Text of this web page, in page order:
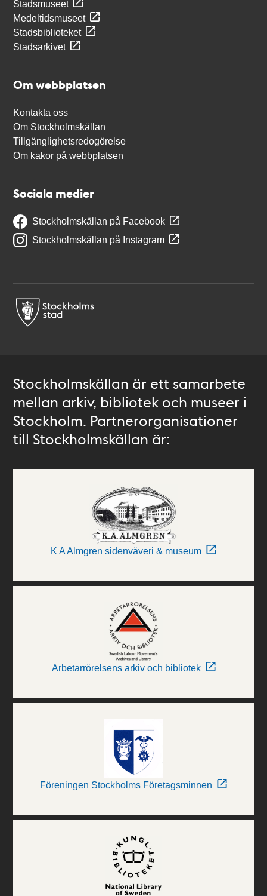
Stadsmuseet
Medeltidsmuseet
Stadsbiblioteket
Stadsarkivet
Om webbplatsen
Kontakta oss
Om Stockholmskällan
Tillgänglighetsredogörelse
Om kakor på webbplatsen
Sociala medier
Stockholmskällan på Facebook
Stockholmskällan på Instagram
Stockholmskällan är ett samarbete
mellan arkiv, bibliotek och museer i
Stockholm. Partnerorganisationer
till Stockholmskällan är:
K A Almgren sidenväveri & museum
Arbetarrörelsens arkiv och bibliotek
Föreningen Stockholms Företagsminnen